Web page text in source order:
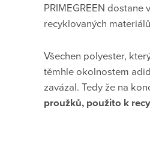
PRIMEGREEN
recyklovaných materiálů
Všechen polyester,
těmhle okolnostem
zavázal. Tedy že na
proužků, použito k